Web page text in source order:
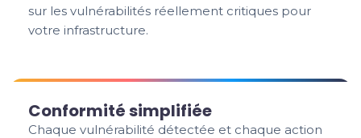
sur les vulnérabilités réellement critiques pour
votre infrastructure.
Conformité simplifiée
Chaque vulnérabilité détectée et chaque action